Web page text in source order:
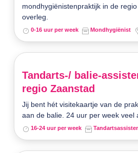
mondhygiënistenpraktijk in de
overleg.
0-16 uur per week Mondhygiënist
Tandarts-/ balie-
regio Zaanstad
Jij bent hét visitekaartje van de
aan de balie. 24 uur per week veel
16-24 uur per week